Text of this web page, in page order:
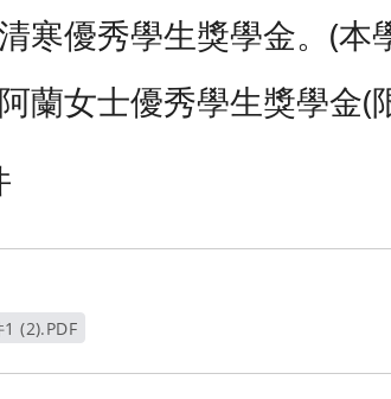
寒優秀學生獎學金。(本
蘭女士優秀學生獎學金(
(2).PDF